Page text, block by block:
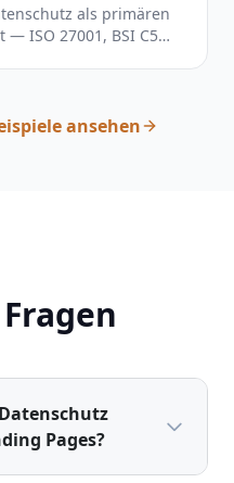
als primären
ISO 27001, BSI C5
ansehen
Pages?